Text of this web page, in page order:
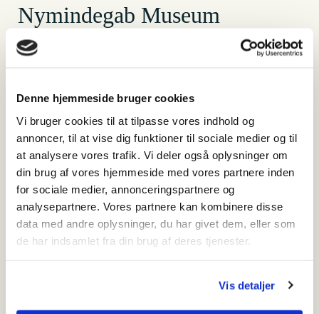
Denne hjemmeside bruger cookies
Vi bruger cookies til at tilpasse vores indhold og
annoncer, til at vise dig funktioner til sociale medier og til
at analysere vores trafik. Vi deler også oplysninger om
din brug af vores hjemmeside med vores partnere inden
for sociale medier, annonceringspartnere og
analysepartnere. Vores partnere kan kombinere disse
data med andre oplysninger, du har givet dem, eller som
de har indsamlet fra din brug af deres tjenester.
Vis detaljer
Nymindegab Museum
Hvor
Vesterhavsvej 294
6830 Nr. Nebel
+45 75 25 55 44
Kørselsvejledning
Pris
Gratis ved betalt entre